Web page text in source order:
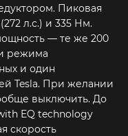
Пиковая
л.с.) и 335 Нм.
— те же 200
режима
и один
Tesla. При желании
выключить. До
EQ technology
скорость